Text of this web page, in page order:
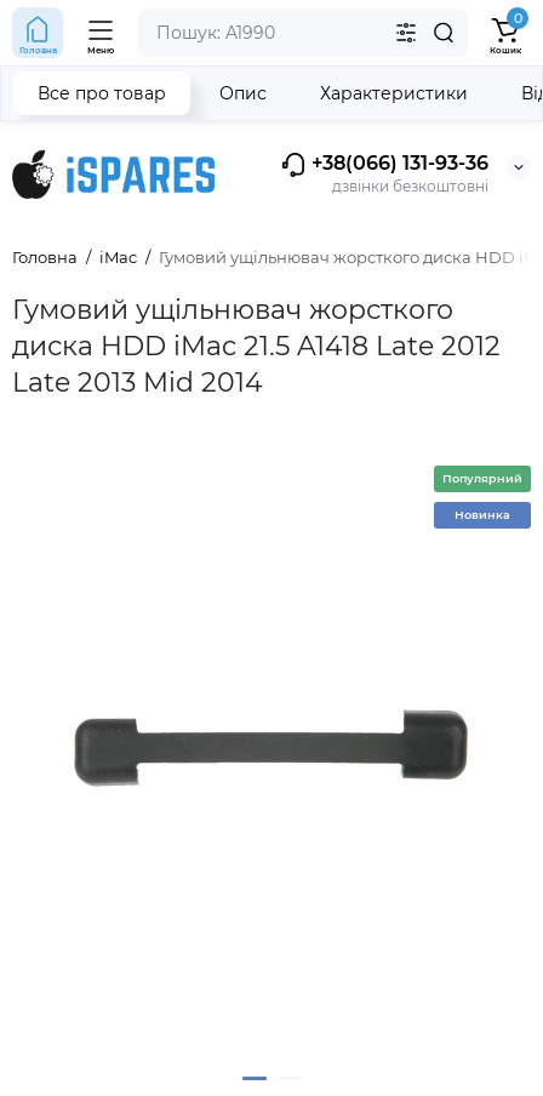
+38(066) 131-93-36
дзвінки безкоштовні
Головна Меню
0
Кошик
Головна iMac Гумовий ущільнювач жорсткого диска HDD
Гумовий ущільнювач жорсткого
диска HDD iMac 21.5 A1418 Late 2012
Late 2013 Mid 2014
Все про товар Опис Характеристики
Популярний
Новинка